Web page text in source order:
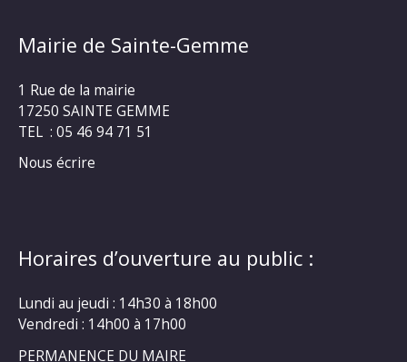
Mairie de Sainte-Gemme
1 Rue de la mairie
17250 SAINTE GEMME
TEL : 05 46 94 71 51
Nous écrire
Horaires d’ouverture au public :
Lundi au jeudi : 14h30 à 18h00
Vendredi : 14h00 à 17h00
PERMANENCE DU MAIRE